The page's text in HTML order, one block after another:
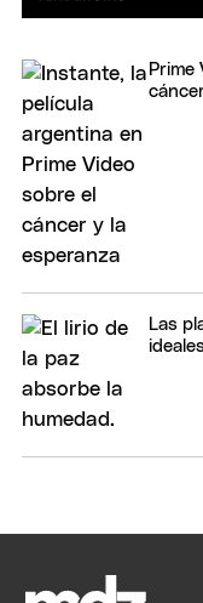
Prime
Las